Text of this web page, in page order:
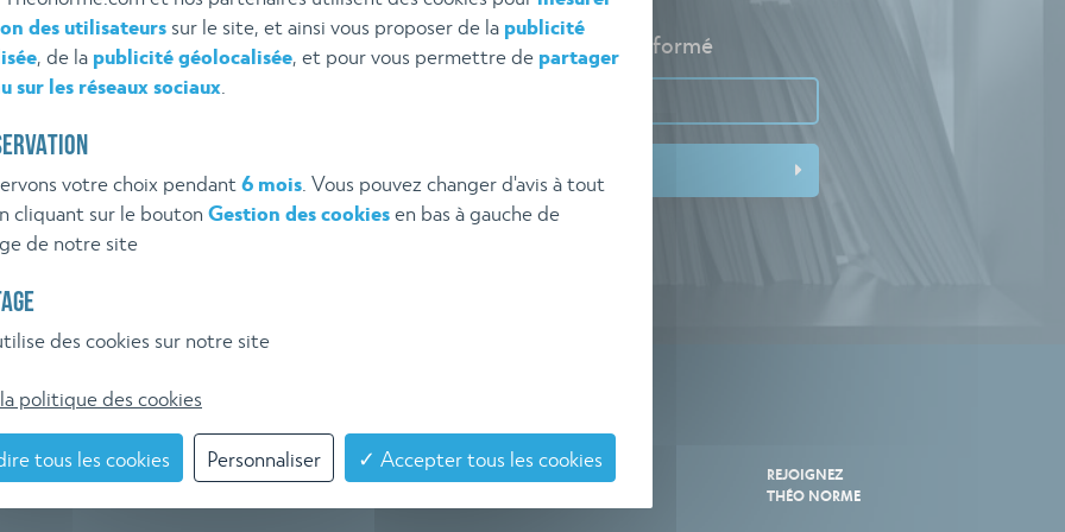
VEILLE
NORME
Inscrivez-vous à l'alerte pour rester informé
POSEZ GRATUITEMENT VOTRE
REJOIGNEZ
THÉO NORME
des utilisateurs sur le site, et ainsi vous proposer de la publicité
, de la publicité géolocalisée , et pour vous permettre de partager
sur les réseaux sociaux
votre choix pendant 6 mois . Vous pouvez changer d'avis à tout
cliquant sur le bouton Gestion des cookiesen bas à gauche de
de notre site
des cookies sur notre site
politique des cookies
tous les cookies Personnaliser ✓ Accepter tous les cookies